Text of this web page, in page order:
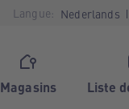
Langue: Nederlands
Magasins Liste